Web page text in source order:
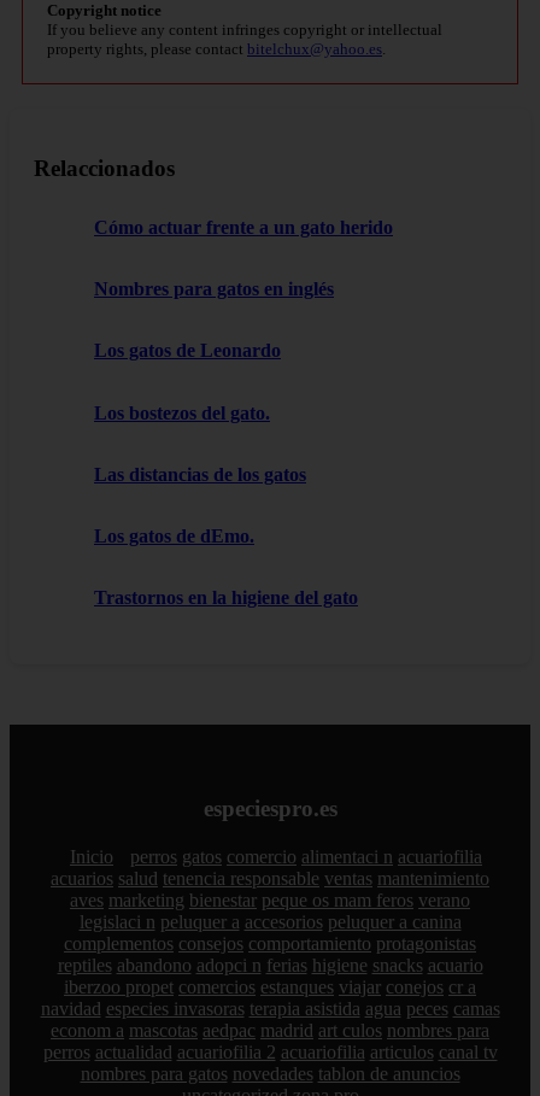
Copyright notice
If you believe any content infringes copyright or intellectual
property rights, please contact bitelchux@yahoo.es.
Relaccionados
Cómo actuar frente a un gato herido
Nombres para gatos en inglés
Los gatos de Leonardo
Los bostezos del gato.
Las distancias de los gatos
Los gatos de dEmo.
Trastornos en la higiene del gato
especiespro.es
Inicio perros gatos comercio alimentaci n acuariofilia
acuarios salud tenencia responsable ventas mantenimiento
aves marketing bienestar peque os mam feros verano
legislaci n peluquer a accesorios peluquer a canina
complementos consejos comportamiento protagonistas
reptiles abandono adopci n ferias higiene snacks acuario
iberzoo propet comercios estanques viajar conejos cr a
navidad especies invasoras terapia asistida agua peces camas
econom a mascotas aedpac madrid art culos nombres para
perros actualidad acuariofilia 2 acuariofilia articulos canal tv
nombres para gatos novedades tablon de anuncios